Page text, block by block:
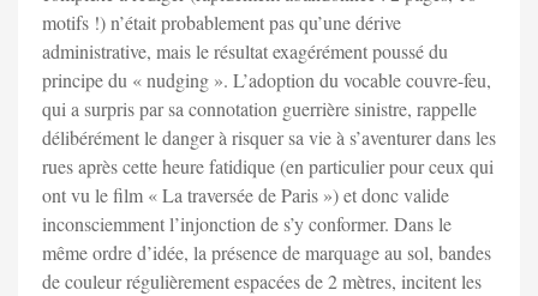
motifs !) n’était probablement pas qu’une dérive
administrative, mais le résultat exagérément poussé du
principe du « nudging ». L’adoption du vocable couvre-feu,
qui a surpris par sa connotation guerrière sinistre, rappelle
délibérément le danger à risquer sa vie à s’aventurer dans les
rues après cette heure fatidique (en particulier pour ceux qui
ont vu le film « La traversée de Paris ») et donc valide
inconsciemment l’injonction de s’y conformer. Dans le
même ordre d’idée, la présence de marquage au sol, bandes
de couleur régulièrement espacées de 2 mètres, incitent les